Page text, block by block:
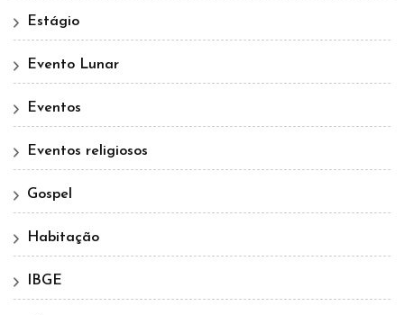
Estágio
Evento Lunar
Eventos
Eventos religiosos
Gospel
Habitação
IBGE